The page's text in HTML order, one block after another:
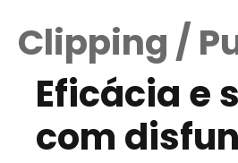
Clipping /
Eficácia e
com